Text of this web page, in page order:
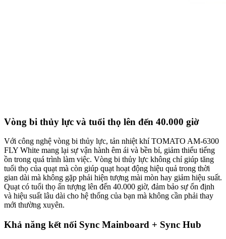
Vòng bi thủy lực và tuổi thọ lên đến 40.000 giờ
Với công nghệ vòng bi thủy lực, tản nhiệt khí TOMATO AM-6300
FLY White mang lại sự vận hành êm ái và bền bỉ, giảm thiểu tiếng
ồn trong quá trình làm việc. Vòng bi thủy lực không chỉ giúp tăng
tuổi thọ của quạt mà còn giúp quạt hoạt động hiệu quả trong thời
gian dài mà không gặp phải hiện tượng mài mòn hay giảm hiệu suất.
Quạt có tuổi thọ ấn tượng lên đến 40.000 giờ, đảm bảo sự ổn định
và hiệu suất lâu dài cho hệ thống của bạn mà không cần phải thay
mới thường xuyên.
Khả năng kết nối Sync Mainboard + Sync Hub